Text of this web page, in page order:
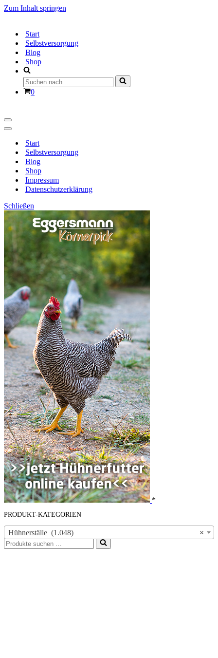
Zum Inhalt springen
Start
Selbstversorgung
Blog
Shop
Suchen
nach …
Warenkorb
0
Navigationsmenü
Navigationsmenü
Start
Selbstversorgung
Blog
Shop
Impressum
Datenschutzerklärung
Schließen
*
PRODUKT-KATEGORIEN
×
Hühnerställe (1.048)
Suchen
nach …